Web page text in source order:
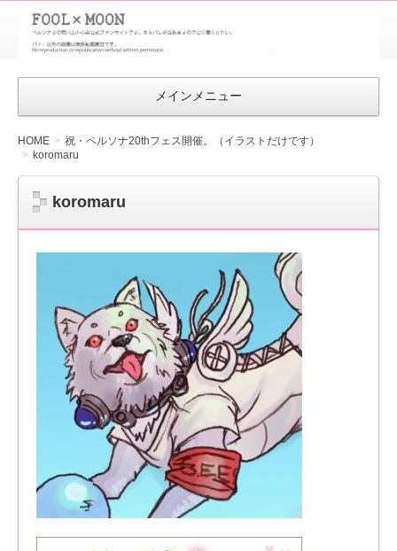
FOOL×MOON
｜ペルソナ
3 荒ハム中
メインメニュー
HOME
祝・ペルソナ20thフェス開催。（イラストだけです）
koromaru
koromaru